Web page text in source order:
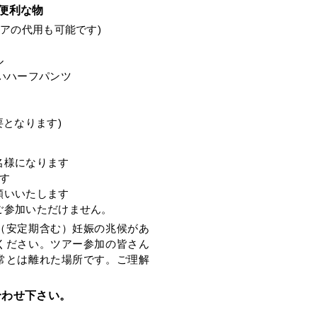
利な物
の代用も可能です)
ハーフパンツ
なります)
になります
いたします
加いただけません。
定期含む）妊娠の兆候があ
ださい。ツアー参加の皆さん
とは離れた場所です。ご理解
せ下さい。